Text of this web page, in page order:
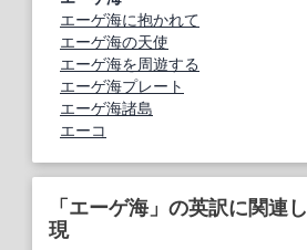
エーゲ海に抱かれて
エーゲ海の天使
エーゲ海を周遊する
エーゲ海プレート
エーゲ海諸島
エーコ
「エーゲ海」の英訳に関連
現